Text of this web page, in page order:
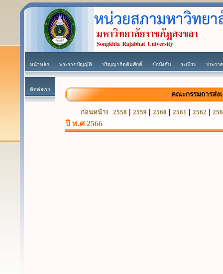
หน้าหลัก พระราชบัญญัติ ปริญญากิตติมศักดิ์ ข้อบังคับ ระเบียบ ประกาศ
ติดต่อเรา
คณะกรรมการส่ง
ก่อนหน้า1 2558 | 2559 | 2560 | 2561 | 2562 |
ปี พ.ศ 2566